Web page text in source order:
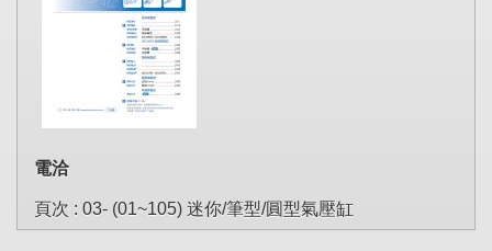
電洽
頁次 : 03- (01~105) 迷你/筆型/圓型氣壓缸